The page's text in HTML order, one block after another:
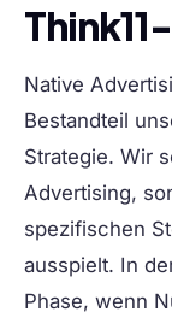
Native
Bestandteil
Strategie. Wir
Advertising,
spezifischen
ausspielt. In
Phase, wenn